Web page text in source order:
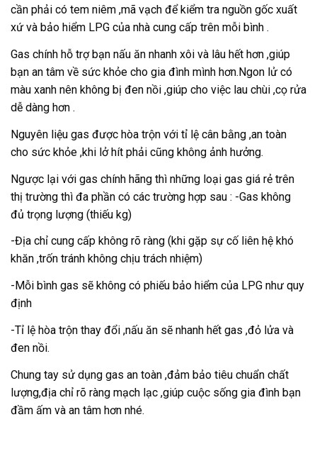
cần phải có tem niêm ,mã vạch để kiểm tra nguồn gốc xuất
xứ và bảo hiểm LPG của nhà cung cấp trên mỗi bình .
Gas chính hỗ trợ bạn nấu ăn nhanh xôi và lâu hết hơn ,giúp
bạn an tâm về sức khỏe cho gia đình mình hơn.Ngon lử có
màu xanh nên không bị đen nồi ,giúp cho việc lau chùi ,cọ rửa
dễ dàng hơn .
Nguyên liệu gas được hòa trộn với tỉ lệ cân bằng ,an toàn
cho sức khỏe ,khi lở hít phải cũng không ảnh hưởng.
Ngược lại với gas chính hãng thì những loại gas giá rẻ trên
thị trường thì đa phần có các trường hợp sau : -Gas không
đủ trọng lượng (thiếu kg)
-Địa chỉ cung cấp không rõ ràng (khi gặp sự cố liên hệ khó
khăn ,trốn tránh không chịu trách nhiệm)
-Mỗi bình gas sẽ không có phiếu bảo hiểm của LPG như quy
định
-Tỉ lệ hòa trộn thay đổi ,nấu ăn sẽ nhanh hết gas ,đỏ lửa và
đen nồi.
Chung tay sử dụng gas an toàn ,đảm bảo tiêu chuẩn chất
lượng,địa chỉ rõ ràng mạch lạc ,giúp cuộc sống gia đình bạn
đầm ấm và an tâm hơn nhé.